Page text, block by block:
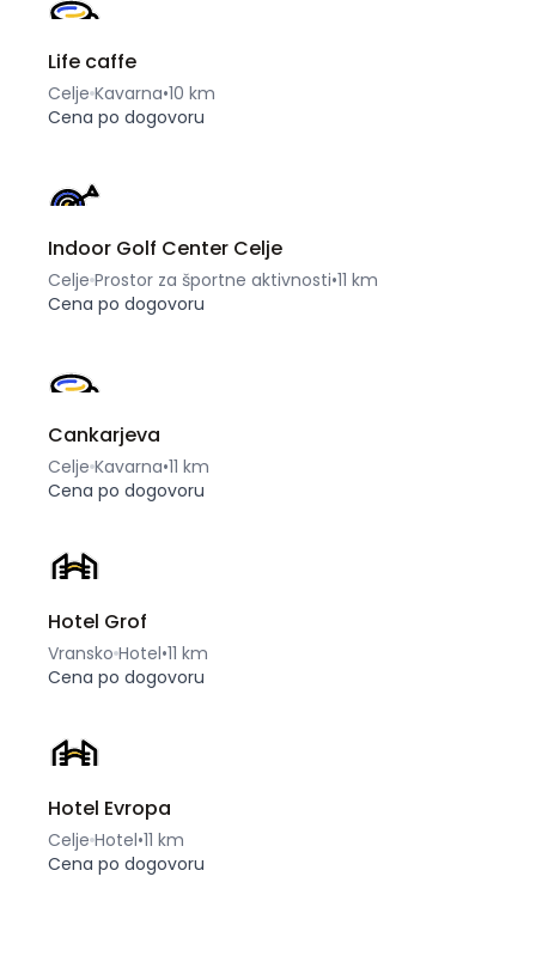
Life caffe
Celje Kavarna•10 km
Cena po dogovoru
Indoor Golf Center Celje
Celje Prostor za športne aktivnosti•11 km
Cena po dogovoru
Cankarjeva
Celje Kavarna•11 km
Cena po dogovoru
Hotel Grof
Vransko Hotel•11 km
Cena po dogovoru
Hotel Evropa
Celje Hotel•11 km
Cena po dogovoru